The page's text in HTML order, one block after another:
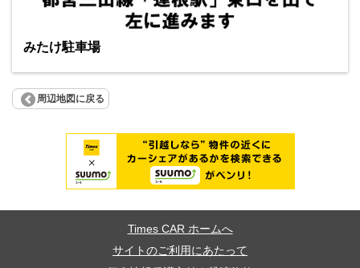
みたけ駐車場
周辺地図に戻る
Times CAR ホームへ
サイトのご利用にあたって